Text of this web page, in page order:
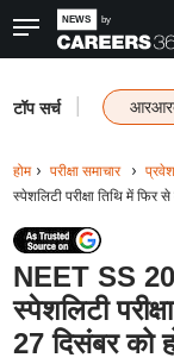
टॉप सर्च
होम परीक्षा समाचार प्रवेश
स्पेशलिटी परीक्षा तिथि में फिर
NEET SS
स्पेशलिटी
27 दिसंबर को